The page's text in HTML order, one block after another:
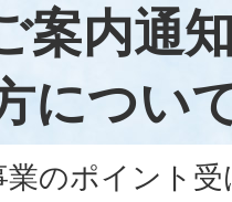
案内通
につい
業のポイント